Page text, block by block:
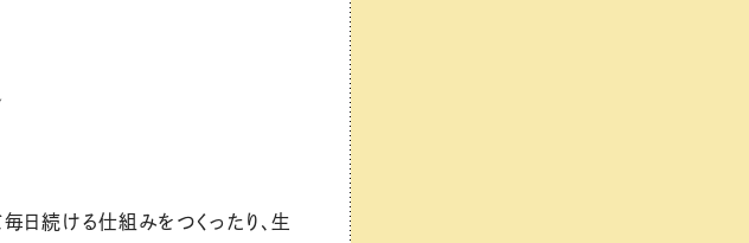
日続ける仕組みをつくったり、生